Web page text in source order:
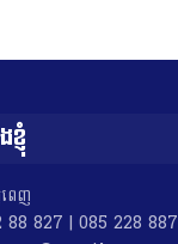
ញុំ
ពេញ
88 827 | 085 228 887